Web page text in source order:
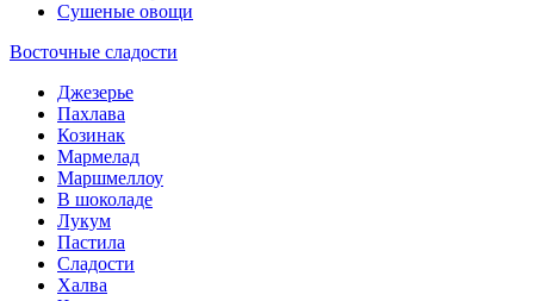
Сушеные овощи
Восточные сладости
Джезерье
Пахлава
Козинак
Мармелад
Маршмеллоу
В шоколаде
Лукум
Пастила
Сладости
Халва